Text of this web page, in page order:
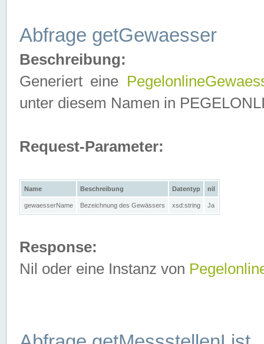
Abfrage getGewaesser
Beschreibung:
Generiert eine
unter diesem Namen in
Request-Parameter:
Name Beschreibung Datentyp nil
gewaesserName Bezeichnung des Gewässers xsd:string Ja
Response:
Nil oder eine Instanz von